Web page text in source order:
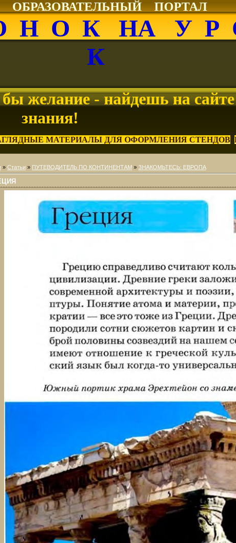
ОБРАЗОВАТЕЛЬНЫЙ ПОРТАЛ
Н О К НА У Р
К
желание - найдешь на сайте
знания!
МАТЕРИАЛЫ ДЛЯ ОФОРМЛЕНИЯ СТЕНДОВ
» Статьи » ПУТЕВОДИТЕЛЬ ПО КОНТИНЕНТАМ » ЗНАКОМЬТЕСЬ: ЕВРОПА